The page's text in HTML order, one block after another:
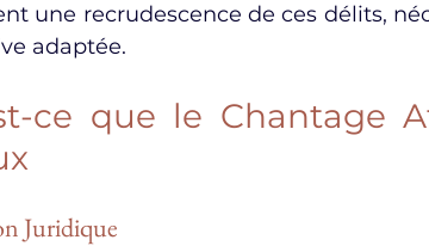
une recrudescence de ces délits,
adaptée.
ce que le Chantage
Juridique